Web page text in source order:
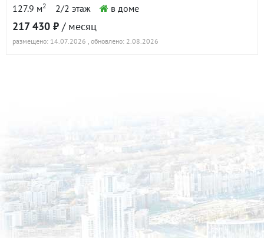
127.9 м2 2/2 этаж в доме
217 430 ₽ / месяц
размещено: 14.07.2026 , обновлено: 2.08.2026